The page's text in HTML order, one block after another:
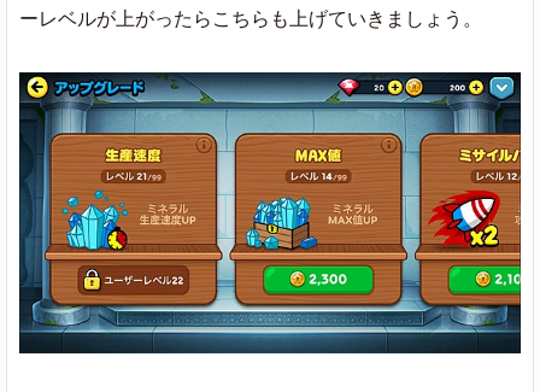
ーレベルが上がったらこちらも上げていきましょう。